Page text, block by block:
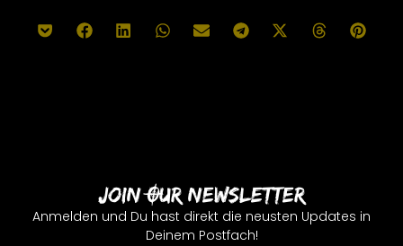
Join Our Newsletter
Anmelden und Du hast direkt die neusten Updates in
Deinem Postfach!